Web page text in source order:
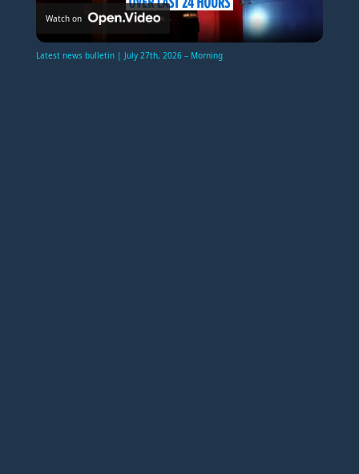
Watch on
Latest news bulletin | July 27th, 2026 – Morning